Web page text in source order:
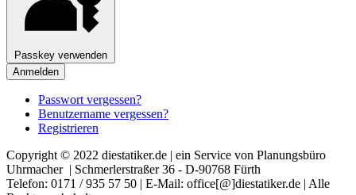
Passkey verwenden
Anmelden
Passwort vergessen?
Benutzername vergessen?
Registrieren
Copyright © 2022 diestatiker.de | ein Service von Planungsbüro
Uhrmacher | Schmerlerstraßer 36 - D-90768 Fürth
Telefon: 0171 / 935 57 50 | E-Mail: office[@]diestatiker.de | Alle